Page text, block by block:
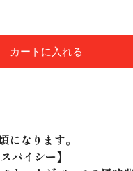
カートに入れる
なります。
パイシー】